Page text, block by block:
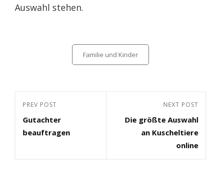
Auswahl stehen.
Categories
Familie und Kinder
Beitragsnavigation
Previous
Post
PREV POST
Gutachter
beauftragen
Post
NEXT POST
Die größte Auswahl
an Kuscheltiere
online